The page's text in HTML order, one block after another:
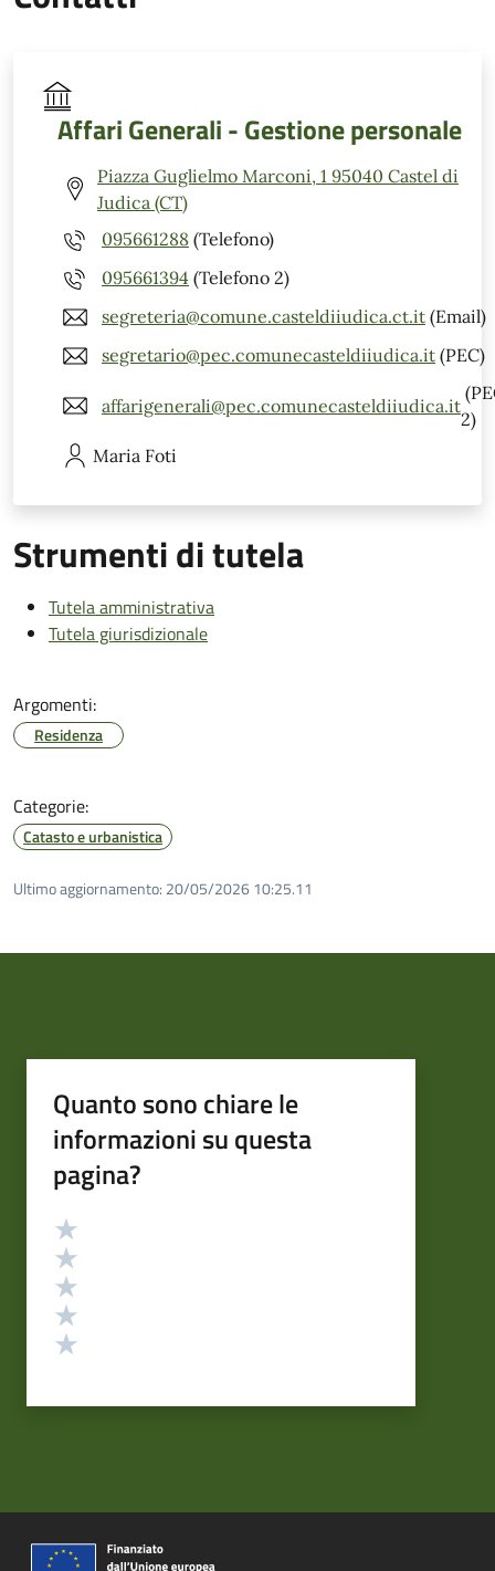
Affari Generali - Gestione personale
Piazza Guglielmo Marconi, 1 95040 Castel di
Judica (CT)
095661288 (Telefono)
095661394 (Telefono 2)
segreteria@comune.casteldiiudica.ct.it (Email)
segretario@pec.comunecasteldiiudica.it (PEC)
affarigenerali@pec.comunecasteldiiudica.it
2)
Maria Foti
Strumenti di tutela
Tutela amministrativa
Tutela giurisdizionale
Argomenti:
Residenza
Categorie:
Catasto e urbanistica
Ultimo aggiornamento: 20/05/2026 10:25.11
Quanto sono chiare le
informazioni su questa
pagina?
Valutazione